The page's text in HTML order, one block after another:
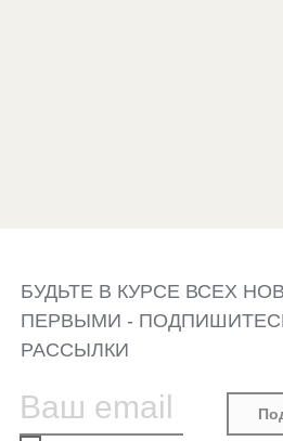
БУДЬТЕ В КУРСЕ ВСЕХ
ПЕРВЫМИ -
РАССЫЛКИ